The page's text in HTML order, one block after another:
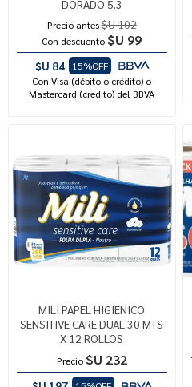
DORADO 5.3
Precio antes$U 102
Con descuento $U 99
$U 84
15%OFF
Con Visa (débito o crédito) o
Mastercard (credito) del BBVA
MILI PAPEL HIGIENICO
SENSITIVE CARE DUAL 30 MTS
X 12 ROLLOS
Precio $U 232